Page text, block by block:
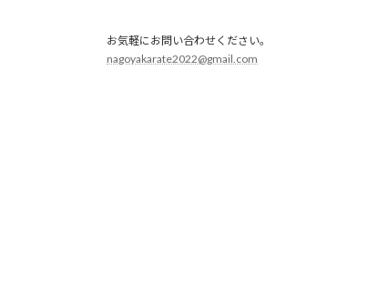
お気軽にお問い合わせください。
nagoyakarate2022@gmail.com